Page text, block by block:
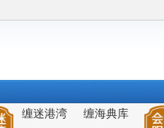
缠迷港湾
缠海典库